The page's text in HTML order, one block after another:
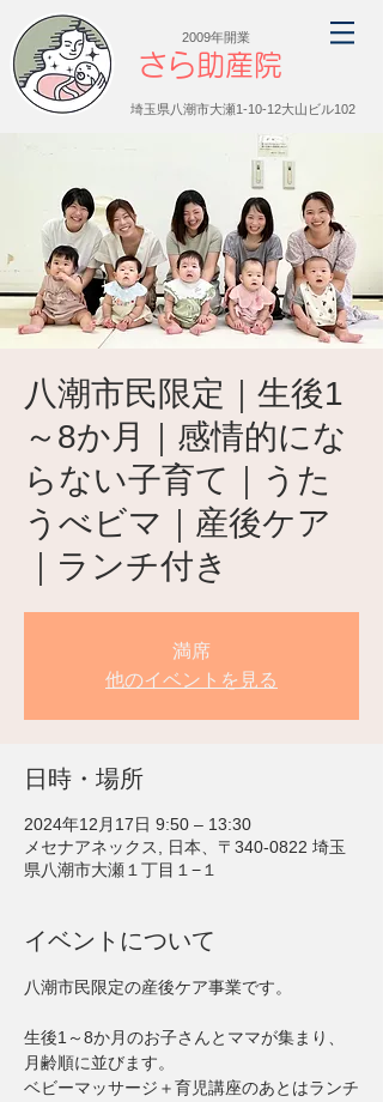
さら助産院
埼玉県八潮市大瀬1-10-12大山ビル102
2009年開業
八潮市民限定｜生後1
～8か月｜感情的にな
らない子育て｜うた
うべビマ｜産後ケア
｜ランチ付き
満席
他のイベントを見る
日時・場所
2024年12月17日 9:50 – 13:30
メセナアネックス, 日本、〒340-0822 埼玉
県八潮市大瀬１丁目１−１
イベントについて
八潮市民限定の産後ケア事業です。
生後1～8か月のお子さんとママが集まり、
月齢順に並びます。
ベビーマッサージ＋育児講座のあとはランチ